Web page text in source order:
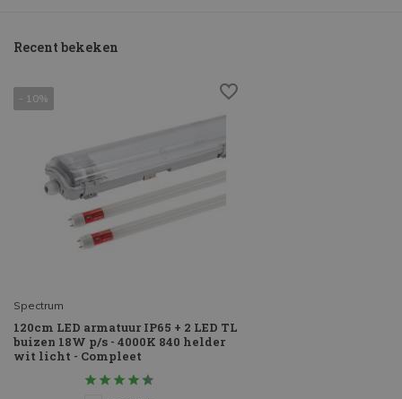
Recent bekeken
- 10%
Spectrum
120cm LED armatuur IP65 + 2 LED TL
buizen 18W p/s - 4000K 840 helder
wit licht - Compleet